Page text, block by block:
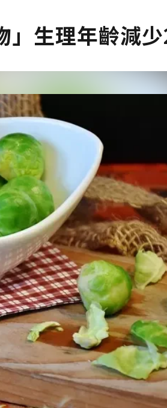
」生理年齡減